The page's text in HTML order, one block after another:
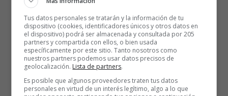
Tus datos personales se tratarán y la información de tu
dispositivo (cookies, identificadores únicos y otros datos en
el dispositivo) podrá ser almacenada y consultada por 205
partners y compartida con ellos, o bien usada
específicamente por este sitio. Tanto nosotros como
nuestros partners podemos usar datos precisos de
geolocalización. Lista de partners.
Es posible que algunos proveedores traten tus datos
personales en virtud de un interés legítimo, algo a lo que